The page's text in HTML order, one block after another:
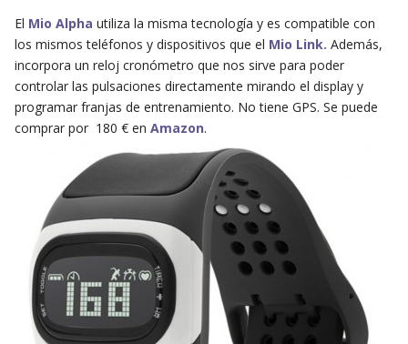
El Mio Alpha utiliza la misma tecnología y es compatible con
los mismos teléfonos y dispositivos que el Mio Link. Además,
incorpora un reloj cronómetro que nos sirve para poder
controlar las pulsaciones directamente mirando el display y
programar franjas de entrenamiento. No tiene GPS. Se puede
comprar por 180 € en Amazon.